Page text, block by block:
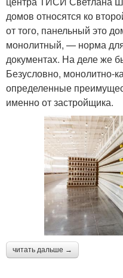
домов относятся ко
от того, панельный это
монолитный, — норма
документах. На деле же
Безусловно, монолитно-
определенные
именно от застройщика.
читать дальше →